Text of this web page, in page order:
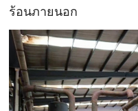
ร้อนภายนอก